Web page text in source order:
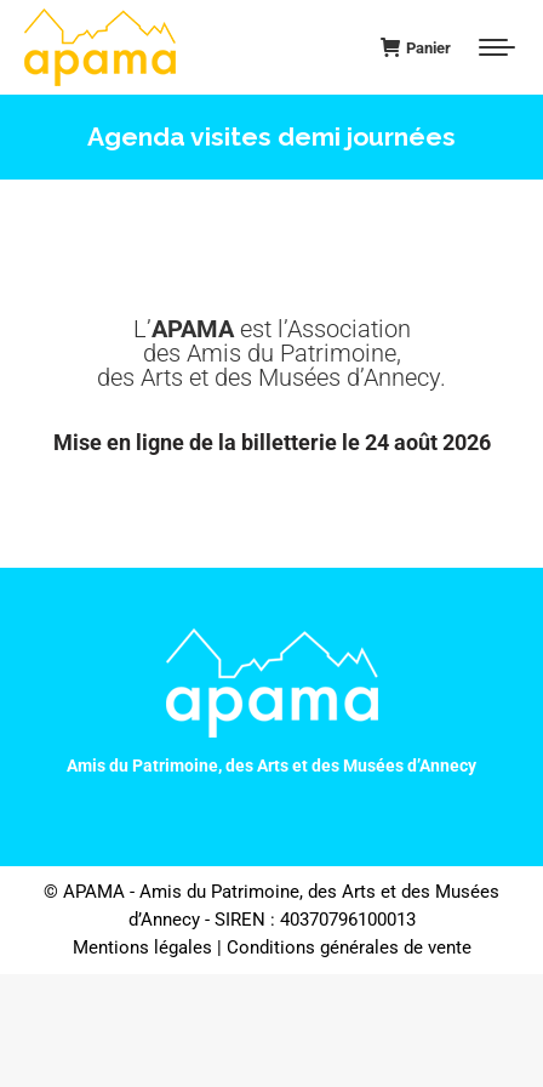
Panier
Agenda visites demi journées
L’APAMAest l’Association
des Amis du Patrimoine,
des Arts et des Musées d’Annecy.
Mise en ligne de la billetterie le 24 août 2026
Amis du Patrimoine, des Arts et des Musées d’Annecy
© APAMA - Amis du Patrimoine, des Arts et des Musées
d’Annecy - SIREN : 40370796100013
Mentions légales | Conditions générales de vente